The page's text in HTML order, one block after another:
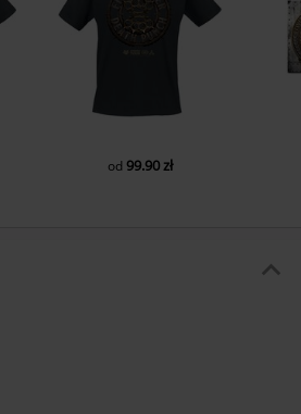
od 99.90 zł